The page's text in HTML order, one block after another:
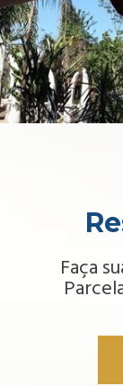
Faça